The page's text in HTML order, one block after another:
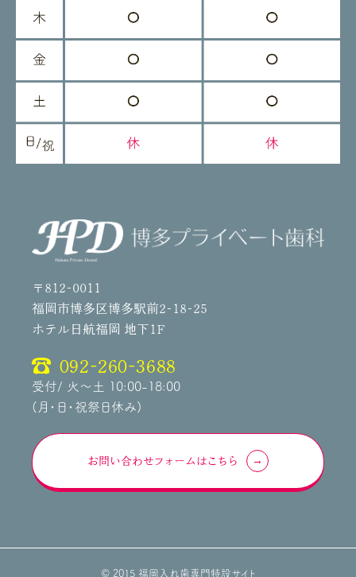
〒812-0011
福岡市博多区博多駅前2-18-25
ホテル日航福岡 地下1F
092-260-3688
受付/ 火～土 10:00-18:00
(月・日・祝祭日休み)
お問い合わせフォームはこちら
© 2015 福岡入れ歯専門特設サイト